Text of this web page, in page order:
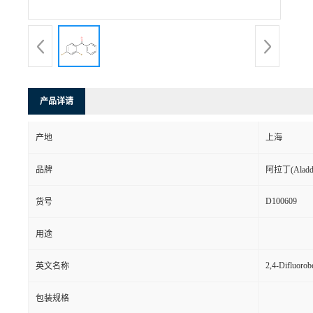
产品详请
产地 上海
品牌 阿拉丁
货号 D100609
用途
英文名称 2,4-
包装规格